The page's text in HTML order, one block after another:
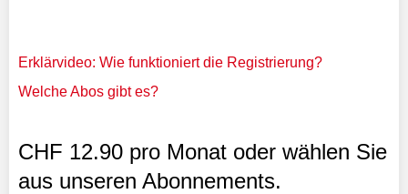
Erklärvideo: Wie funktioniert die Registrierung?
Welche Abos gibt es?
CHF 12.90 pro Monat oder wählen Sie
aus unseren Abonnements.